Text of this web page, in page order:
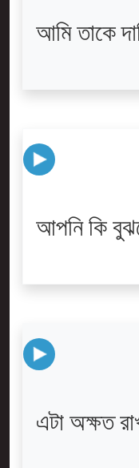
আমি তাকে
আপনি কি
এটা অক্ষত